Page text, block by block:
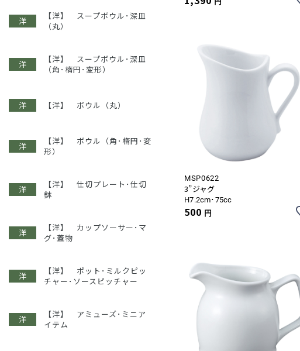
【洋】 スープボウル･深皿
（丸）
【洋】 スープボウル･深皿
（角･楕円･変形）
【洋】 ボウル（丸）
【洋】 ボウル（角･楕円･変
形）
【洋】 仕切プレート･仕切
鉢
【洋】 カップソーサー･マ
グ･蓋物
【洋】 ポット･ミルクピッ
チャー･ソースピッチャー
【洋】 アミューズ･ミニア
イテム
MSP0622
3”ジャグ
H7.2cm･75cc
500 円